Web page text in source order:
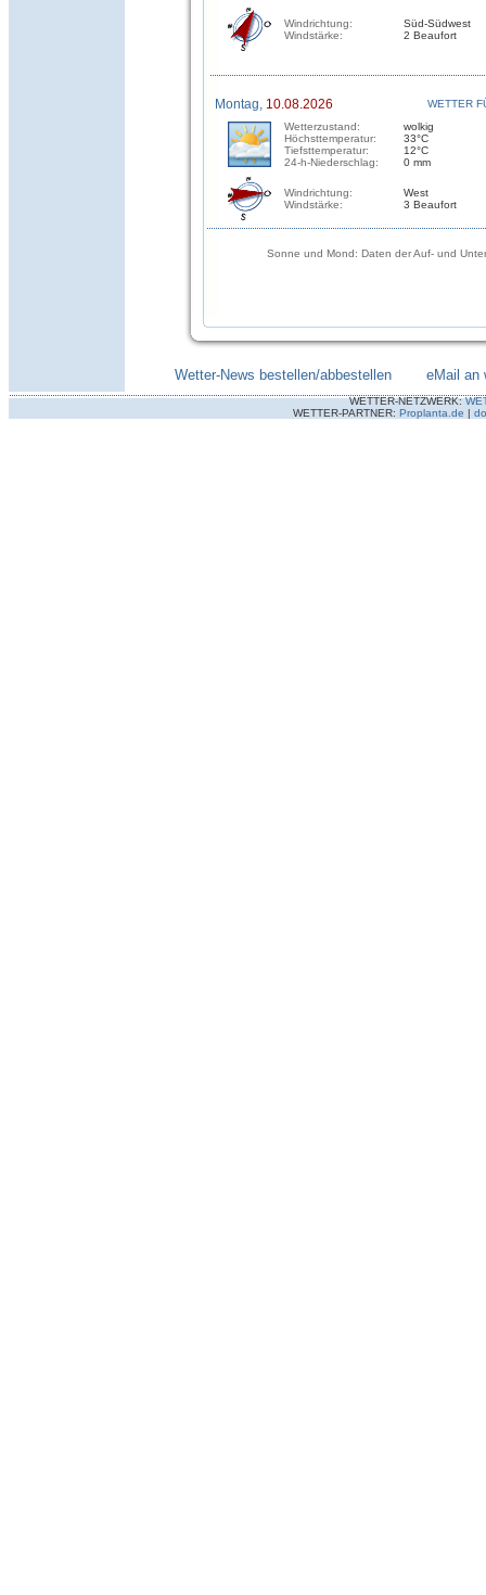
Windrichtung:
Windstärke:
Süd-Südwest
2 Beaufort
Montag, 10.08.2026
WETTER
Wetterzustand:
Höchsttemperatur:
Tiefsttemperatur:
24-h-Niederschlag:
wolkig
33°C
12°C
0 mm
Windrichtung:
Windstärke:
West
3 Beaufort
Sonne und Mond: Daten der Auf- und
Wetter-News bestellen/abbestellen eMail an
WETTER-NETZWERK:
WETTER-PARTNER: Proplanta.de |